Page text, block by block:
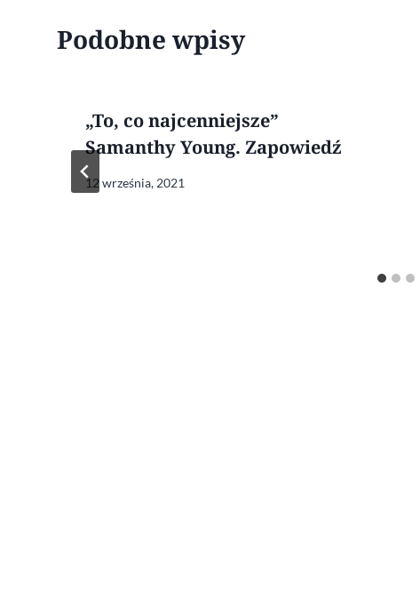
Podobne wpisy
„To, co najcenniejsze”
Samanthy Young. Zapowiedź
12 września, 2021